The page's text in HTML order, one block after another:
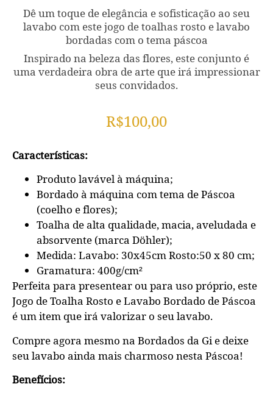
Dê um toque de elegância e sofisticação ao seu
lavabo com este jogo de toalhas rosto e lavabo
bordadas com o tema páscoa
Inspirado na beleza das flores, este conjunto é
uma verdadeira obra de arte que irá impressionar
seus convidados.
R$100,00
Características:
Produto lavável à máquina;
Bordado à máquina com tema de Páscoa
(coelho e flores);
Toalha de alta qualidade, macia, aveludada e
absorvente (marca Döhler);
Medida: Lavabo: 30x45cm Rosto:50 x 80 cm;
Gramatura: 400g/cm²
Perfeita para presentear ou para uso próprio, este
Jogo de Toalha Rosto e Lavabo Bordado de Páscoa
é um item que irá valorizar o seu lavabo.
Compre agora mesmo na Bordados da Gi e deixe
seu lavabo ainda mais charmoso nesta Páscoa!
Benefícios: